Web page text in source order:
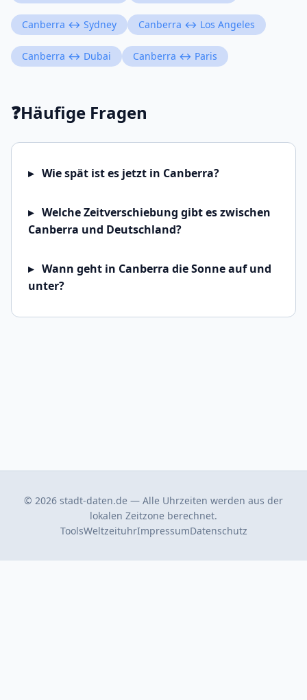
Canberra ↔ Sydney Canberra ↔ Los Angeles
Canberra ↔ Dubai Canberra ↔ Paris
❓Häufige Fragen
Wie spät ist es jetzt in Canberra?
Welche Zeitverschiebung gibt es zwischen
Canberra und Deutschland?
Wann geht in Canberra die Sonne auf und
unter?
© 2026 stadt-daten.de — Alle Uhrzeiten werden aus der
lokalen Zeitzone berechnet.
ToolsWeltzeituhrImpressumDatenschutz